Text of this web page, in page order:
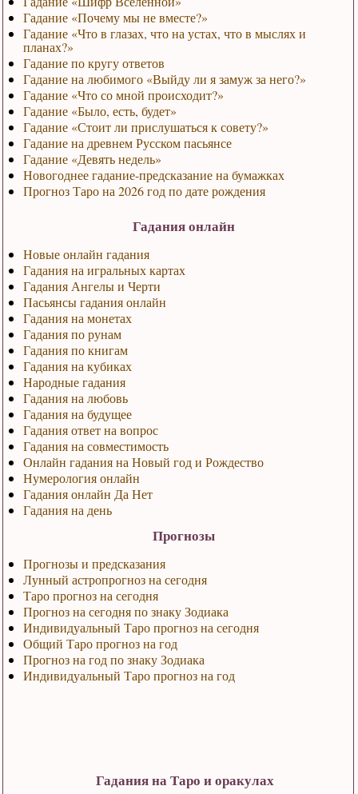
Гадание «Почему мы не вместе?»
Гадание «Что в глазах, что на устах, что в мыслях и
планах?»
Гадание по кругу ответов
Гадание на любимого «Выйду ли я замуж за него?»
Гадание «Что со мной происходит?»
Гадание «Было, есть, будет»
Гадание «Стоит ли прислушаться к совету?»
Гадание на древнем Русском пасьянсе
Гадание «Девять недель»
Новогоднее гадание-предсказание на бумажках
Прогноз Таро на 2026 год по дате рождения
Гадания онлайн
Новые онлайн гадания
Гадания на игральных картах
Гадания Ангелы и Черти
Пасьянсы гадания онлайн
Гадания на монетах
Гадания по рунам
Гадания по книгам
Гадания на кубиках
Народные гадания
Гадания на любовь
Гадания на будущее
Гадания ответ на вопрос
Гадания на совместимость
Онлайн гадания на Новый год и Рождество
Нумерология онлайн
Гадания онлайн Да Нет
Гадания на день
Прогнозы
Прогнозы и предсказания
Лунный астропрогноз на сегодня
Таро прогноз на сегодня
Прогноз на сегодня по знаку Зодиака
Индивидуальный Таро прогноз на сегодня
Общий Таро прогноз на год
Прогноз на год по знаку Зодиака
Индивидуальный Таро прогноз на год
Гадания на Таро и оракулах